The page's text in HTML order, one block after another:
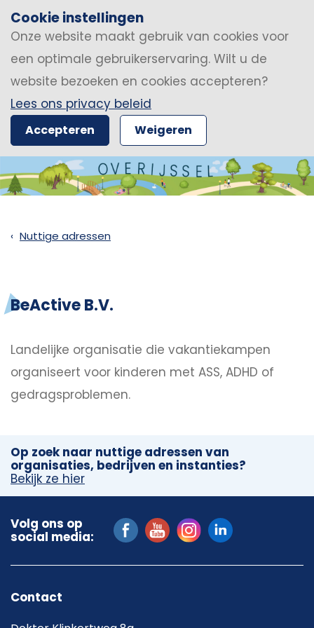
Cookie instellingen
Onze website maakt gebruik van cookies voor
een optimale gebruikerservaring. Wilt u de
website bezoeken en cookies accepteren?
Lees ons privacy beleid
Accepteren Weigeren
Nuttige adressen
BeActive B.V.
Landelijke organisatie die vakantiekampen
organiseert voor kinderen met ASS, ADHD of
gedragsproblemen.
Op zoek naar nuttige adressen van
organisaties, bedrijven en instanties?
Bekijk ze hier
Volg ons op
social media:
Contact